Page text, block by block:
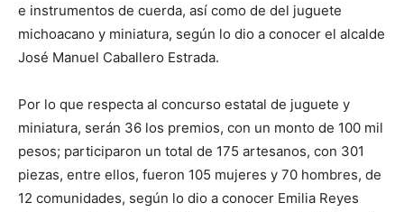
e instrumentos de cuerda, así como de del juguete
michoacano y miniatura, según lo dio a conocer el alcalde
José Manuel Caballero Estrada.
Por lo que respecta al concurso estatal de juguete y
miniatura, serán 36 los premios, con un monto de 100 mil
pesos; participaron un total de 175 artesanos, con 301
piezas, entre ellos, fueron 105 mujeres y 70 hombres, de
12 comunidades, según lo dio a conocer Emilia Reyes